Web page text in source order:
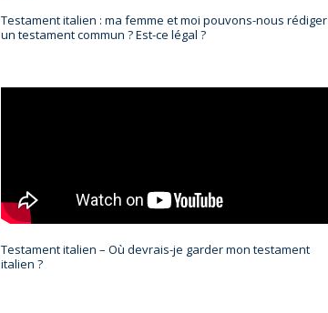
Testament italien : ma femme et moi pouvons-nous rédiger
un testament commun ? Est-ce légal ?
Testament italien – Où devrais-je garder mon testament
italien ?